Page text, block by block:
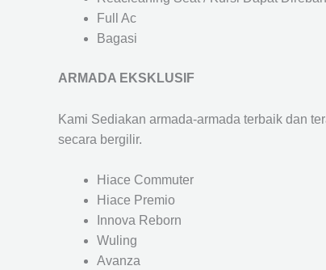
Full Ac
Bagasi
ARMADA EKSKLUSIF
Kami Sediakan armada-armada terbaik dan
secara bergilir.
Hiace Commuter
Hiace Premio
Innova Reborn
Wuling
Avanza